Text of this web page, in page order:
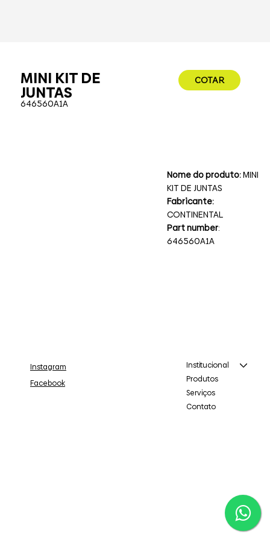
MINI KIT DE
JUNTAS
646560A1A
COTAR
Nome do produto:MINI
KIT DE JUNTAS
Fabricante:
CONTINENTAL
Part number:
646560A1A
Institucional
Produtos
Serviços
Contato
Instagram
Facebook